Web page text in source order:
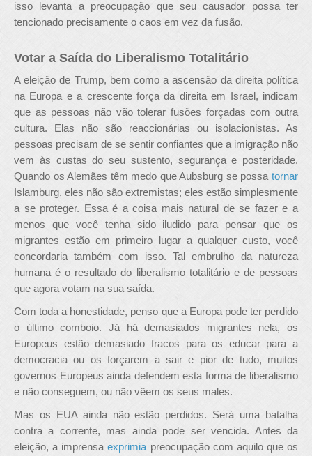
isso levanta a preocupação que seu causador possa ter
tencionado precisamente o caos em vez da fusão.
Votar a Saída do Liberalismo Totalitário
A eleição de Trump, bem como a ascensão da direita política
na Europa e a crescente força da direita em Israel, indicam
que as pessoas não vão tolerar fusões forçadas com outra
cultura. Elas não são reaccionárias ou isolacionistas. As
pessoas precisam de se sentir confiantes que a imigração não
vem às custas do seu sustento, segurança e posteridade.
Quando os Alemães têm medo que Aubsburg se possa tornar
Islamburg, eles não são extremistas; eles estão simplesmente
a se proteger. Essa é a coisa mais natural de se fazer e a
menos que você tenha sido iludido para pensar que os
migrantes estão em primeiro lugar a qualquer custo, você
concordaria também com isso. Tal embrulho da natureza
humana é o resultado do liberalismo totalitário e de pessoas
que agora votam na sua saída.
Com toda a honestidade, penso que a Europa pode ter perdido
o último comboio. Já há demasiados migrantes nela, os
Europeus estão demasiado fracos para os educar para a
democracia ou os forçarem a sair e pior de tudo, muitos
governos Europeus ainda defendem esta forma de liberalismo
e não conseguem, ou não vêem os seus males.
Mas os EUA ainda não estão perdidos. Será uma batalha
contra a corrente, mas ainda pode ser vencida. Antes da
eleição, a imprensaexprimia preocupação com aquilo que os